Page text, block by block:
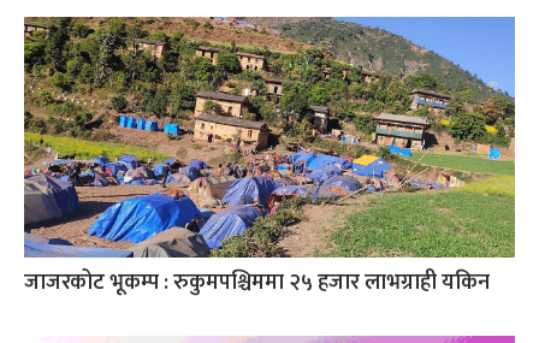
जाजरकोट भूकम्प : रुकुमपश्चिममा २५ हजार लाभग्राही यकिन